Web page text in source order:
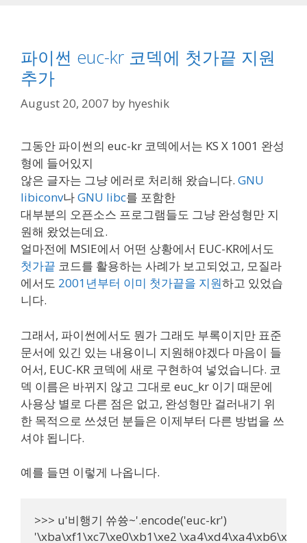
파이썬 euc-kr 코덱에 첫가끝 지원
추가
August 20, 2007 by hyeshik
그동안 파이썬의 euc-kr 코덱에서는 KS X 1001 완성
형에 들어있지
않은 글자는 그냥 에러로 처리해 왔습니다. GNU
libiconv나GNU libc를 포함한
대부분의 오픈소스 프로그램들도 그냥 완성형만 지
원해 왔었는데요.
얼마전에 MSIE에서 어떤 상황에서 EUC-KR에서도
첫가끝 코드를 활용하는 사례가 보고되었고, 모질라
에서도 2001년부터 이미 첫가끝을 지원하고 있었습
니다.
그래서, 파이썬에서도 뭔가 그래도 부록이지만 표준
문서에 있긴 있는 내용이니 지원해야겠다 마음이 들
어서, EUC-KR 코덱에 새로 구현하여 넣었습니다. 코
덱 이름은 바뀌지 않고 그대로 euc_kr 이기 때문에
사용상 별로 다른 점은 없고, 완성형만 걸러내기 위
한 목적으로 쓰셨던 분들은 이제부터 다른 방법을 쓰
셔야 됩니다.
예를 들면 이렇게 나옵니다.
>>> u'비행기 쓔쓩~'.encode('euc-kr')
'\xba\xf1\xc7\xe0\xb1\xe2